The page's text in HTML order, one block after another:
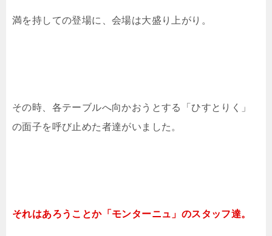
満を持しての登場に、会場は大盛り上がり。
その時、各テーブルへ向かおうとする「ひすとりく」
の面子を呼び止めた者達がいました。
それはあろうことか「モンターニュ」のスタッフ達。